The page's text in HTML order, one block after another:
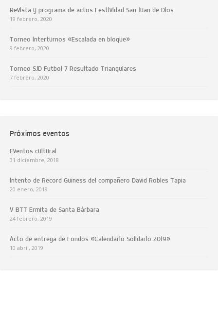
Revista y programa de actos Festividad San Juan de Dios
19 febrero, 2020
Torneo Interturnos «Escalada en bloque»
9 febrero, 2020
Torneo SJD Futbol 7 Resultado Triangulares
7 febrero, 2020
Próximos eventos
Eventos cultural
31 diciembre, 2018
Intento de Record Guiness del compañero David Robles Tapia
20 enero, 2019
V BTT Ermita de Santa Bárbara
24 febrero, 2019
Acto de entrega de Fondos «Calendario Solidario 2019»
10 abril, 2019